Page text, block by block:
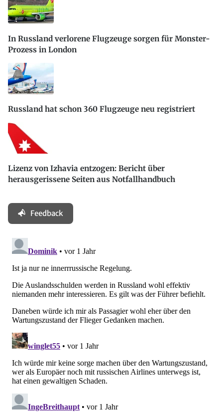
In Russland verlorene Flugzeuge sorgen für Monster-
Prozess in London
Russland hat schon 360 Flugzeuge neu registriert
Lizenz von Izhavia entzogen: Bericht über
herausgerissene Seiten aus Notfallhandbuch
Feedback